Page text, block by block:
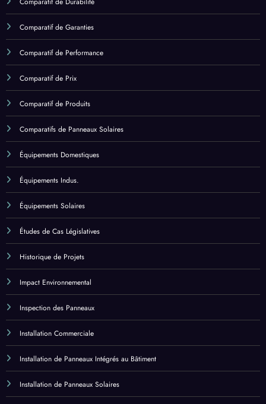
Comparatif d'Impact Environnemental
Comparatif de Durabilité
Comparatif de Garanties
Comparatif de Performance
Comparatif de Prix
Comparatif de Produits
Comparatifs de Panneaux Solaires
Équipements Domestiques
Équipements Indus.
Équipements Solaires
Études de Cas Législatives
Historique de Projets
Impact Environnemental
Inspection des Panneaux
Installation Commerciale
Installation de Panneaux Intégrés au Bâtiment